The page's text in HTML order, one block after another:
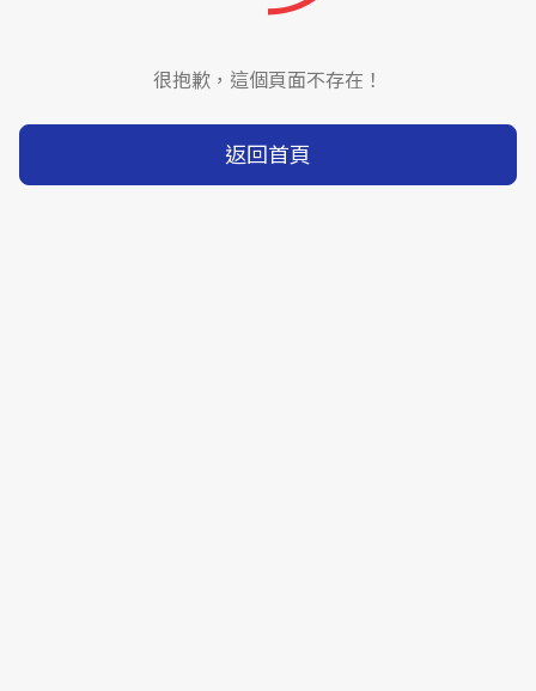
很抱歉，這個頁面不存在！
返回首頁